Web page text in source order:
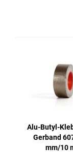
Alu-Butyl-
Gerband
mm/10